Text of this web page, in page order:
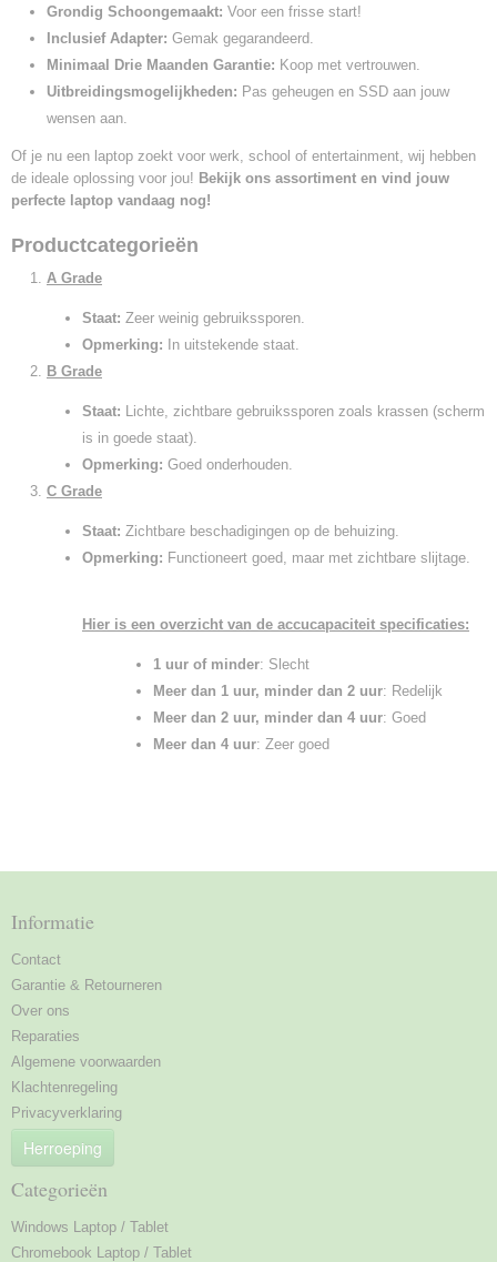
Grondig Schoongemaakt: Voor een frisse start!
Inclusief Adapter: Gemak gegarandeerd.
Minimaal Drie Maanden Garantie: Koop met vertrouwen.
Uitbreidingsmogelijkheden: Pas geheugen en SSD aan jouw
wensen aan.
Of je nu een laptop zoekt voor werk, school of entertainment, wij hebben
de ideale oplossing voor jou! Bekijk ons assortiment en vind jouw
perfecte laptop vandaag nog!
Productcategorieën
A Grade
Staat: Zeer weinig gebruikssporen.
Opmerking: In uitstekende staat.
B Grade
Staat: Lichte, zichtbare gebruikssporen zoals krassen (scherm
is in goede staat).
Opmerking: Goed onderhouden.
C Grade
Staat: Zichtbare beschadigingen op de behuizing.
Opmerking: Functioneert goed, maar met zichtbare slijtage.
Hier is een overzicht van de accucapaciteit specificaties:
1 uur of minder: Slecht
Meer dan 1 uur, minder dan 2 uur: Redelijk
Meer dan 2 uur, minder dan 4 uur: Goed
Meer dan 4 uur: Zeer goed
Informatie
Contact
Garantie & Retourneren
Over ons
Reparaties
Algemene voorwaarden
Klachtenregeling
Privacyverklaring
Herroeping
Categorieën
Windows Laptop / Tablet
Chromebook Laptop / Tablet